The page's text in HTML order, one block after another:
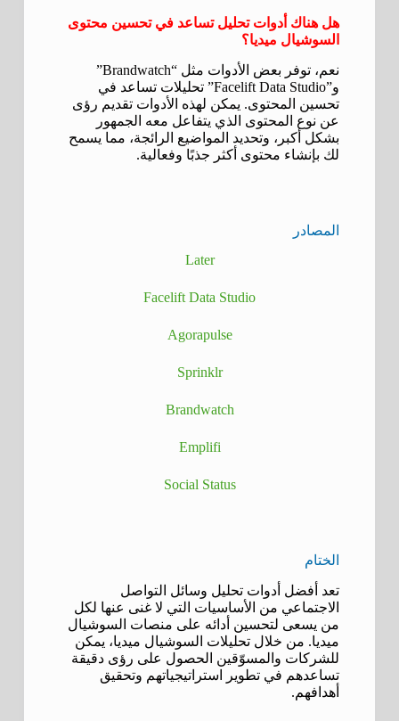
هل هناك أدوات تحليل تساعد في تحسين محتوى
السوشيال ميديا؟
نعم، توفر بعض الأدوات مثل “Brandwatch”
و”Facelift Data Studio” تحليلات تساعد في
تحسين المحتوى. يمكن لهذه الأدوات تقديم رؤى
عن نوع المحتوى الذي يتفاعل معه الجمهور
بشكل أكبر، وتحديد المواضيع الرائجة، مما يسمح
لك بإنشاء محتوى أكثر جذبًا وفعالية.
المصادر
Later
Facelift Data Studio
Agorapulse
Sprinklr
Brandwatch
Emplifi
Social Status
الختام
تعد أفضل أدوات تحليل وسائل التواصل
الاجتماعي من الأساسيات التي لا غنى عنها لكل
من يسعى لتحسين أدائه على منصات السوشيال
ميديا. من خلال تحليلات السوشيال ميديا، يمكن
للشركات والمسوّقين الحصول على رؤى دقيقة
تساعدهم في تطوير استراتيجياتهم وتحقيق
أهدافهم.